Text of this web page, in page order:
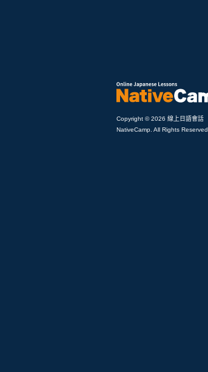
Copyright © 2026 線上日語會話
NativeCamp. All Rights Reserved.